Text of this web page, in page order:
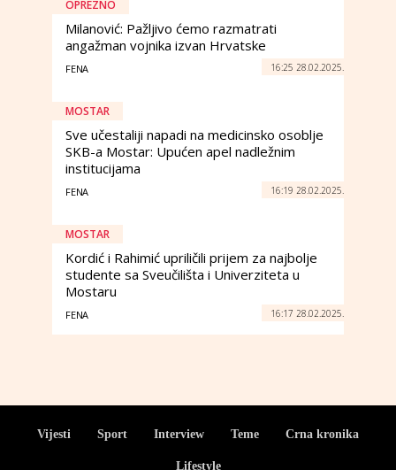
OPREZNO
Milanović: Pažljivo ćemo razmatrati
angažman vojnika izvan Hrvatske
FENA 16:25 28.02.2025.
MOSTAR
Sve učestaliji napadi na medicinsko osoblje
SKB-a Mostar: Upućen apel nadležnim
institucijama
FENA 16:19 28.02.2025.
MOSTAR
Kordić i Rahimić upriličili prijem za najbolje
studente sa Sveučilišta i Univerziteta u
Mostaru
FENA 16:17 28.02.2025.
Vijesti Sport Interview Teme Crna kronika
Lifestyle